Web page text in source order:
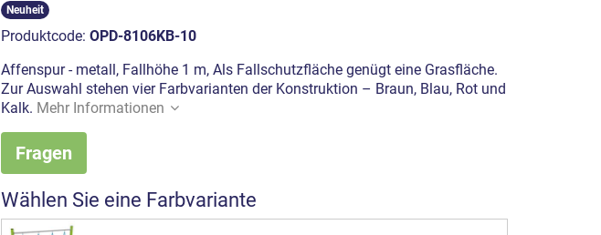
Neuheit
Produktcode: OPD-8106KB-10
Affenspur - metall, Fallhöhe 1 m, Als Fallschutzfläche genügt eine Grasfläche.
Zur Auswahl stehen vier Farbvarianten der Konstruktion – Braun, Blau, Rot und
Kalk. Mehr Informationen
Fragen
Wählen Sie eine Farbvariante